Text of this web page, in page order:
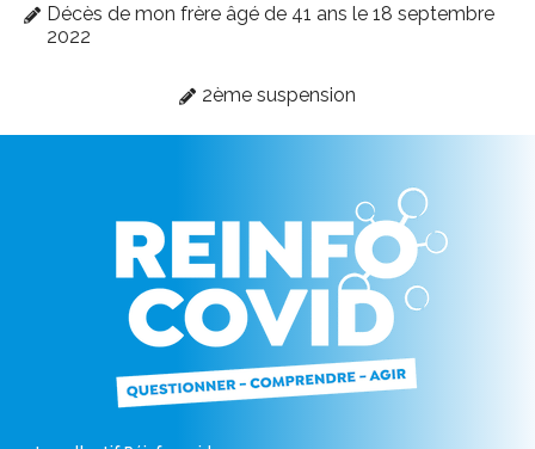
Décès de mon frère âgé de 41 ans le 18 septembre
2022
2ème suspension